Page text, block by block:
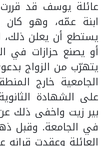
عائلة يوسف قد
ابنة عمّه، وهو
يستطع أن يعلن
أو يصنع حزازات في
يتهرّب من الزواج
الجامعية خارج
على الشهادة
بير زيت واخفى ذلك
في الجامعة. وقبل
العائلة وعقدت